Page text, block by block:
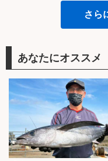
さら
あなたにオススメ